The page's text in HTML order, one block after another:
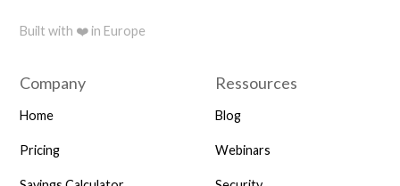
Built with ❤️ in Europe
Company
Home
Pricing
Ressources
Blog
Webinars